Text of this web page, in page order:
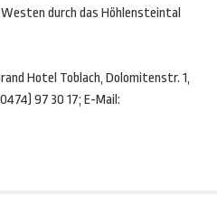
durch das Höhlensteintal
Hotel Toblach, Dolomitenstr. 1,
97 30 17; E-Mail: